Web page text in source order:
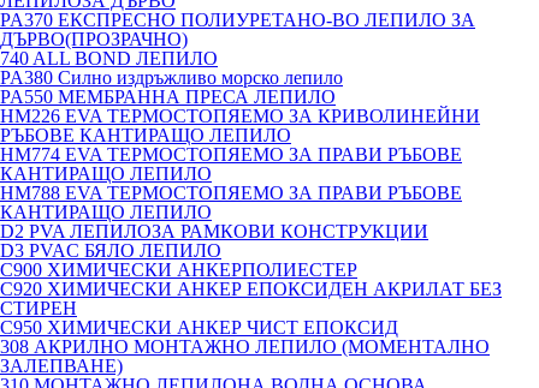
PA370 ЕКСПРЕСНО ПОЛИУРЕТАНО-ВО ЛЕПИЛО ЗА
ДЪРВО(ПРОЗРАЧНО)
740 ALL BOND ЛЕПИЛО
PA380 Силно издръжливо морско лепило
PA550 МЕМБРАННА ПРЕСА ЛЕПИЛО
HM226 EVA ТЕРМОСТОПЯЕМО ЗА КРИВОЛИНЕЙНИ
РЪБОВЕ КАНТИРАЩО ЛЕПИЛО
HM774 EVA ТЕРМОСТОПЯЕМО ЗА ПРАВИ РЪБОВЕ
КАНТИРАЩО ЛЕПИЛО
HM788 EVA ТЕРМОСТОПЯЕМО ЗА ПРАВИ РЪБОВЕ
КАНТИРАЩО ЛЕПИЛО
D2 PVA ЛЕПИЛОЗА РАМКОВИ КОНСТРУКЦИИ
D3 PVAC БЯЛО ЛЕПИЛО
C900 ХИМИЧЕСКИ АНКЕРПОЛИЕСТЕP
C920 ХИМИЧЕСКИ АНКЕР ЕПОКСИДЕН АКРИЛАТ БЕЗ
СТИРЕН
C950 ХИМИЧЕСКИ АНКЕР ЧИСТ ЕПОКСИД
308 АКРИЛНО МОНТАЖНО ЛЕПИЛО (МОМЕНТАЛНО
ЗАЛЕПВАНЕ)